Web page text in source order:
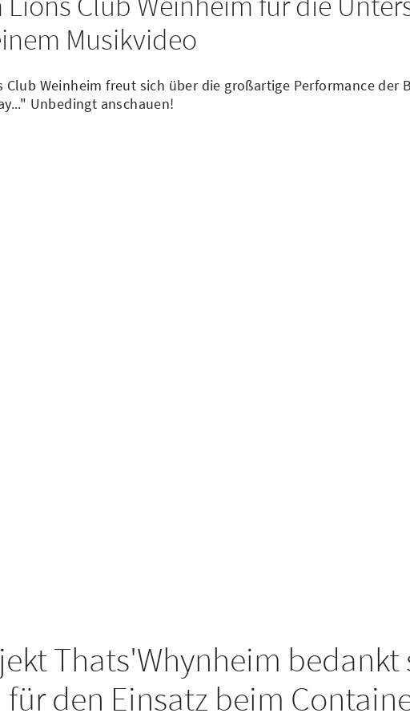
Musikvideo
Club Weinheim freut sich über die großartige Performance der
Unbedingt anschauen!
Thats'Whynheim
den Einsatz beim